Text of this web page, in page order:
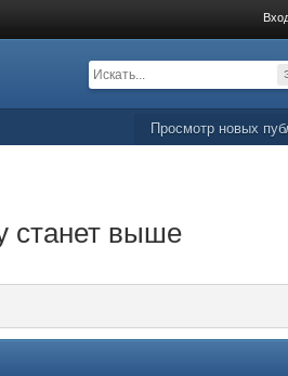
Просмотр новых
станет выше